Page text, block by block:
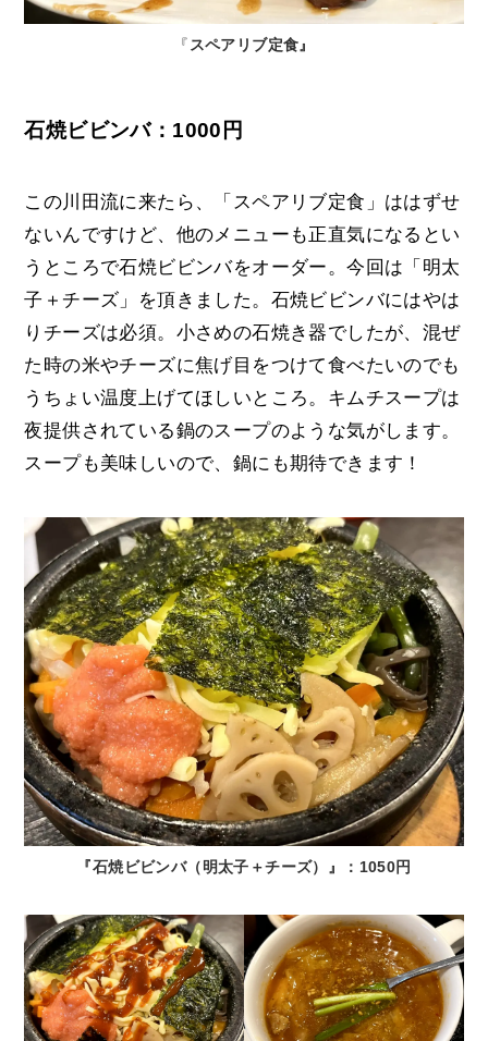
『 スペアリブ定食』
石焼ビビンバ：1000円
この川田流に来たら、「スペアリブ定食」ははずせ
ないんですけど、他のメニューも正直気になるとい
うところで石焼ビビンバをオーダー。今回は「明太
子＋チーズ」を頂きました。石焼ビビンバにはやは
りチーズは必須。小さめの石焼き器でしたが、混ぜ
た時の米やチーズに焦げ目をつけて食べたいのでも
うちょい温度上げてほしいところ。キムチスープは
夜提供されている鍋のスープのような気がします。
スープも美味しいので、鍋にも期待できます！
『石焼ビビンバ（明太子＋チーズ）』：1050円